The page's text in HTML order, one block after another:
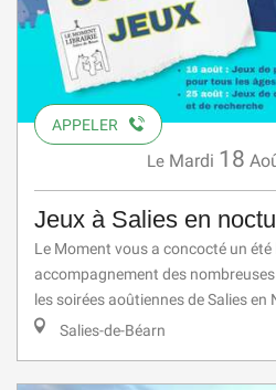
APPELER
Le Mardi 18
Jeux à Salies en
Le Moment vous a concocté un été
accompagnement des
les soirées aoûtiennes de Salies
Salies-de-Béarn